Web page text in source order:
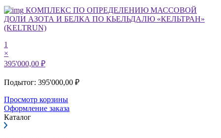
КОМПЛЕКС ПО ОПРЕДЕЛЕНИЮ МАССОВОЙ
ДОЛИ АЗОТА И БЕЛКА ПО КЬЕЛЬДАЛЮ «КЕЛЬТРАН»
(KELTRUN)
1
×
395'000,00 ₽
Подытог: 395'000,00 ₽
Просмотр корзины
Оформление заказа
Каталог